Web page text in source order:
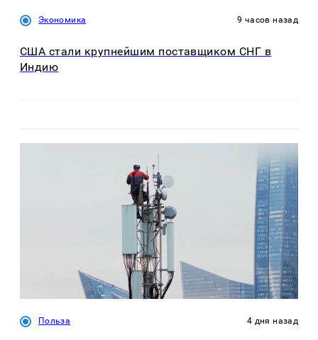
Экономика 9 часов назад
США стали крупнейшим поставщиком СНГ в
Индию
Польза 4 дня назад